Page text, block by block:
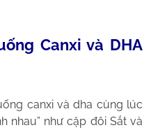
Canxi và DHA
canxi và dha cùng lúc
nhau” như cặp đôi Sắt và